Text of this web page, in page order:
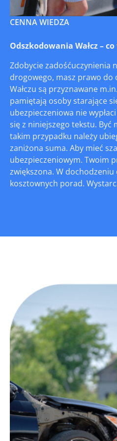
CENNA WIEDZA
Odszkodowania Wałcz –
Zdobycie zadośćuczynienia
drogowego, masz prawo do
Wałczu są przyznawane
pamiętają osoby starające
ubezpieczeniowa nie
się z niniejszego tekstu. Być
takim przypadku należy
zaniżona suma. Aby mieć
ubezpieczeniowym. Twoim
zwiększona. W
kosztownych porad.